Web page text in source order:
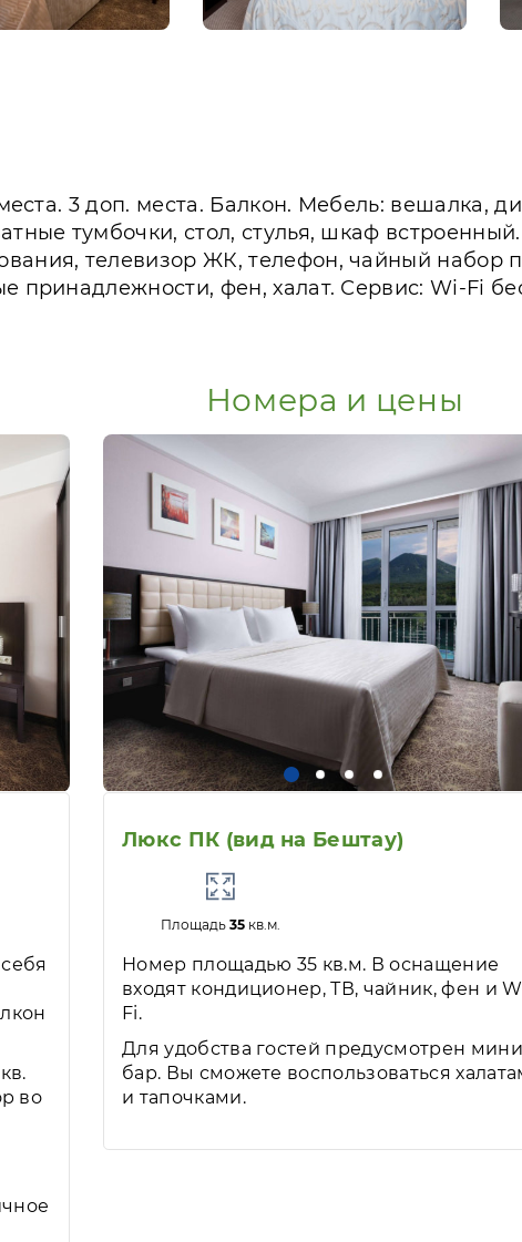
3 доп. места. Балкон. Мебель: вешалка,
тумбочки, стол, стулья, шкаф
телевизор ЖК, телефон, чайный набор
принадлежности, фен, халат. Сервис: Wi-Fi
Номера и цены
во
Люкс ПК (вид на Бештау)
Площадь 35кв.м.
Номер площадью 35 кв.м. В оснащение
входят кондиционер, ТВ, чайник, фен и
Fi.
Для удобства гостей предусмотрен
бар. Вы сможете воспользоваться
и тапочками.